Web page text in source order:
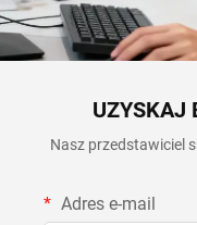
UZYSKAJ
Nasz przedstawiciel
Adres e-mail